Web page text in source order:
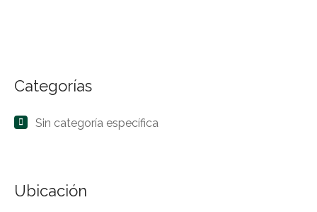
Categorías
Sin categoría específica
Ubicación